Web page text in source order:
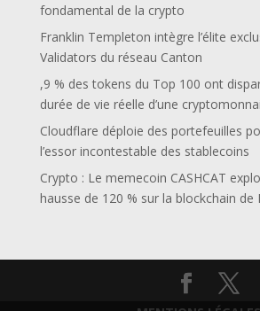
fondamental de la crypto
Franklin Templeton intègre l’élite
Validators du réseau Canton
,9 % des tokens du Top 100 ont
durée de vie réelle d’une
Cloudflare déploie des portefeuilles
l’essor incontestable des stablecoins
Crypto : Le memecoin CASHCAT
hausse de 120 % sur la blockchain de